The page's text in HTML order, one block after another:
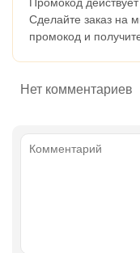
Сделайте заказ на
промокод и
Нет комментариев